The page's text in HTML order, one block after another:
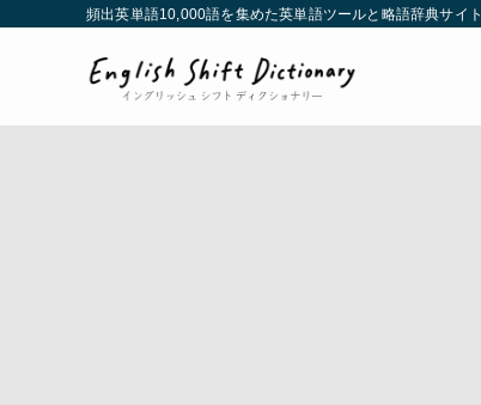
頻出英単語10,000語を集めた英単語ツールと略語辞典サイト